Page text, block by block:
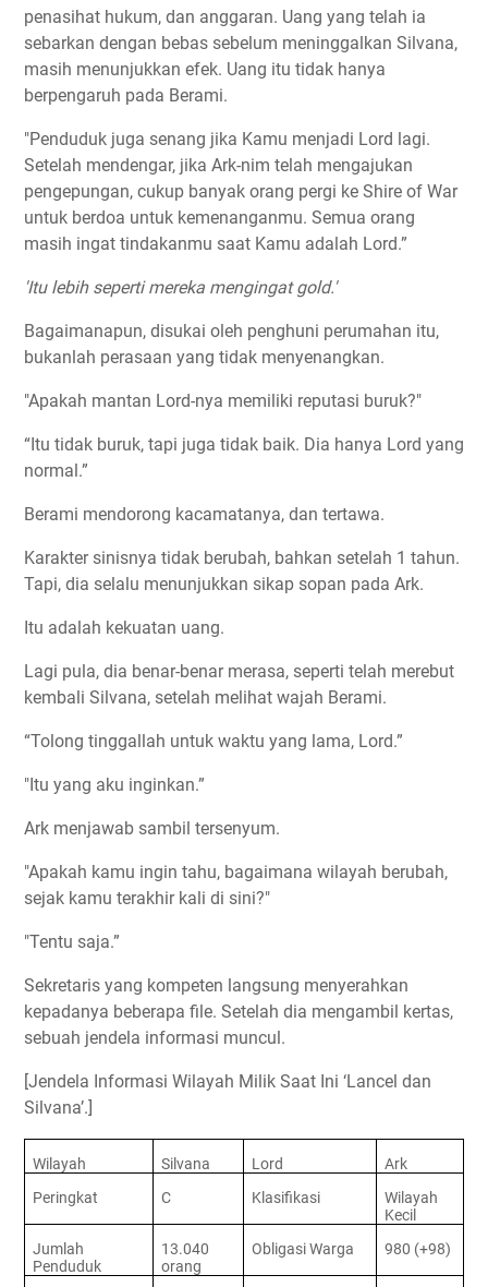
penasihat hukum, dan anggaran. Uang yang telah ia
sebarkan dengan bebas sebelum meninggalkan Silvana,
masih menunjukkan efek. Uang itu tidak hanya
berpengaruh pada Berami.
"Penduduk juga senang jika Kamu menjadi Lord lagi.
Setelah mendengar, jika Ark-nim telah mengajukan
pengepungan, cukup banyak orang pergi ke Shire of War
untuk berdoa untuk kemenanganmu. Semua orang
masih ingat tindakanmu saat Kamu adalah Lord.”
'Itu lebih seperti mereka mengingat gold.'
Bagaimanapun, disukai oleh penghuni perumahan itu,
bukanlah perasaan yang tidak menyenangkan.
"Apakah mantan Lord-nya memiliki reputasi buruk?"
“Itu tidak buruk, tapi juga tidak baik. Dia hanya Lord yang
normal.”
Berami mendorong kacamatanya, dan tertawa.
Karakter sinisnya tidak berubah, bahkan setelah 1 tahun.
Tapi, dia selalu menunjukkan sikap sopan pada Ark.
Itu adalah kekuatan uang.
Lagi pula, dia benar-benar merasa, seperti telah merebut
kembali Silvana, setelah melihat wajah Berami.
“Tolong tinggallah untuk waktu yang lama, Lord.”
"Itu yang aku inginkan.”
Ark menjawab sambil tersenyum.
"Apakah kamu ingin tahu, bagaimana wilayah berubah,
sejak kamu terakhir kali di sini?"
"Tentu saja.”
Sekretaris yang kompeten langsung menyerahkan
kepadanya beberapa file. Setelah dia mengambil kertas,
sebuah jendela informasi muncul.
[Jendela Informasi Wilayah Milik Saat Ini ‘Lancel dan
Silvana’.]
Wilayah Silvana Lord
Ark
Peringkat
C Klasifikasi
Wilayah
Kecil
Jumlah
Penduduk
13.040
orang
Obligasi Warga 980 (+98)